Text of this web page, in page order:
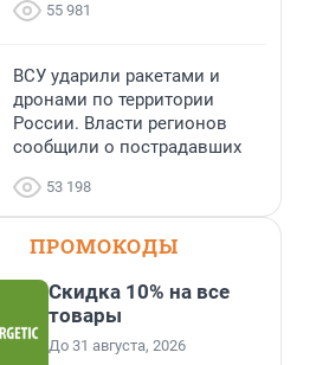
55 981
ВСУ ударили ракетами и
дронами по территории
России. Власти регионов
сообщили о пострадавших
53 198
ПРОМОКОДЫ
Скидка 10% на все
товары
До 31 августа, 2026